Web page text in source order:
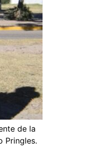
de la
Pringles.